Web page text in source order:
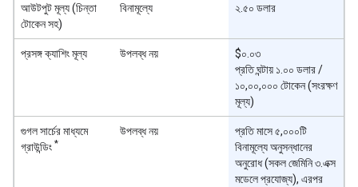
আউটপুট মূল্য (চিন্তা
টোকেন সহ)
বিনামূল্যে ২.৫০ ডলার
প্রসঙ্গ ক্যাশিং মূল্য উপলব্ধ নয়
$০.০৩
প্রতি ঘন্টায় ১.০০ ডলার /
১০,০০,০০০ টোকেন (সংরক্ষণ
মূল্য)
গুগল সার্চের মাধ্যমে
গ্রাউন্ডিং *
উপলব্ধ নয়
প্রতি মাসে ৫,০০০টি
বিনামূল্যে অনুসন্ধানের
অনুরোধ (সকল জেমিনি ৩.এক্স
মডেলে প্রযোজ্য), এরপর